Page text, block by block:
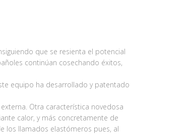
que se resienta el potencial
continúan cosechando éxitos,
equipo ha desarrollado y patentado
Otra característica novedosa
calor, y más concretamente de
los llamados elastómeros pues, al